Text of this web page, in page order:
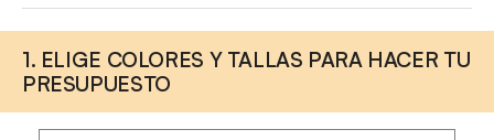
1. ELIGE COLORES Y TALLAS PARA HACER TU
PRESUPUESTO